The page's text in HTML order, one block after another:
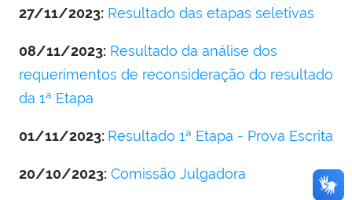
27/11/2023: Resultado das etapas seletivas
08/11/2023: Resultado da análise dos
requerimentos de reconsideração do resultado
da 1ª Etapa
01/11/2023: Resultado 1ª Etapa - Prova Escrita
20/10/2023: Comissão Julgadora